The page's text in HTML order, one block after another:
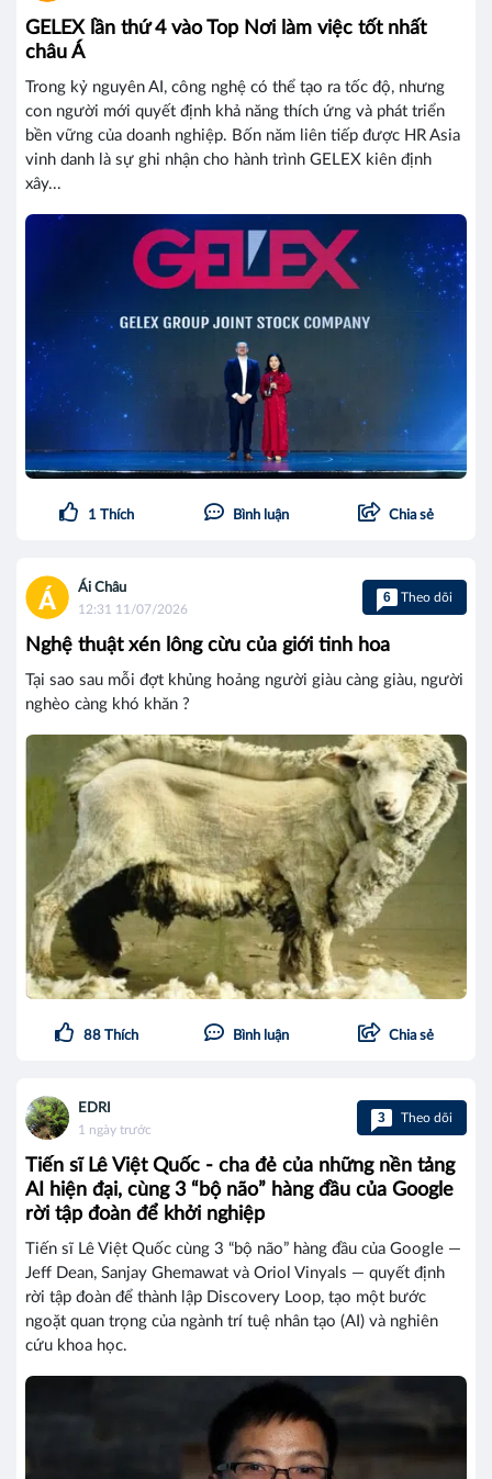
GELEX lần thứ 4 vào Top Nơi làm việc tốt nhất
châu Á
Trong kỷ nguyên AI, công nghệ có thể tạo ra tốc độ, nhưng
con người mới quyết định khả năng thích ứng và phát triển
bền vững của doanh nghiệp. Bốn năm liên tiếp được HR Asia
vinh danh là sự ghi nhận cho hành trình GELEX kiên định
xây...
1 Thích Bình luận Chia sẻ
Ái Châu
12:31 11/07/2026
6 Theo dõi
Nghệ thuật xén lông cừu của giới tinh hoa
Tại sao sau mỗi đợt khủng hoảng người giàu càng giàu, người
nghèo càng khó khăn ?
88 Thích Bình luận Chia sẻ
EDRI
1 ngày trước
3 Theo dõi
Tiến sĩ Lê Việt Quốc - cha đẻ của những nền tảng
AI hiện đại, cùng 3 “bộ não” hàng đầu của Google
rời tập đoàn để khởi nghiệp
Tiến sĩ Lê Việt Quốc cùng 3 “bộ não” hàng đầu của Google —
Jeff Dean, Sanjay Ghemawat và Oriol Vinyals — quyết định
rời tập đoàn để thành lập Discovery Loop, tạo một bước
ngoặt quan trọng của ngành trí tuệ nhân tạo (AI) và nghiên
cứu khoa học.